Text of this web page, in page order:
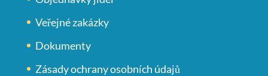
Veřejné zakázky
Dokumenty
Zásady ochrany osobních údajů